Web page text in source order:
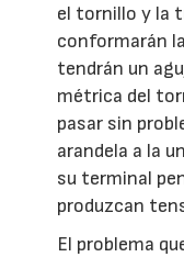
el tornillo y la
conformarán
tendrán un
métrica del
pasar sin
arandela a la
su terminal
produzcan
El problema